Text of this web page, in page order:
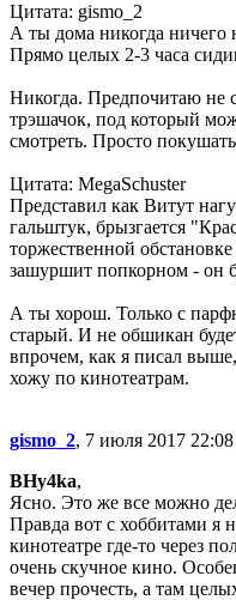
Цитата: gismo_2
А ты дома никогда ничего
Прямо целых 2-3 часа
Никогда. Предпочитаю не
трэшачок, под который
смотреть. Просто
Цитата: MegaSchuster
Представил как Витут
гальштук, брызгается
торжественной
зашуршит попкорном - он
А ты хорош. Только с
старый. И не обшикан
впрочем, как я писал
хожу по кинотеатрам.
gismo_2, 7 июля 2017 22:08
BHy4ka,
Ясно. Это же все можно
Правда вот с хоббитами я
кинотеатре где-то через
очень скучное кино.
вечер прочесть, а там